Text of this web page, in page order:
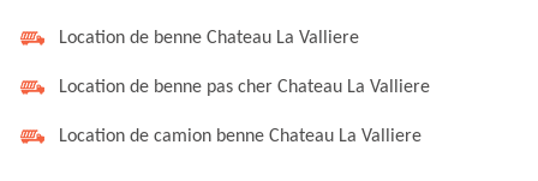
Location de benne Chateau La Valliere
Location de benne pas cher Chateau La Valliere
Location de camion benne Chateau La Valliere